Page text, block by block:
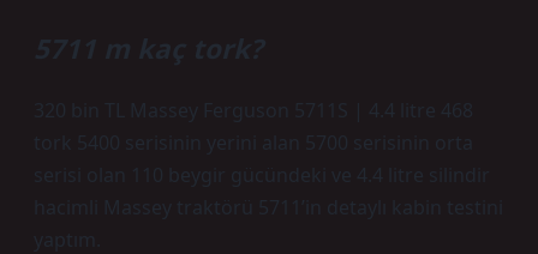
5711 m kaç tork?
320 bin TL Massey Ferguson 5711S | 4.4 litre 468
tork 5400 serisinin yerini alan 5700 serisinin orta
serisi olan 110 beygir gücündeki ve 4.4 litre silindir
hacimli Massey traktörü 5711’in detaylı kabin testini
yaptım.